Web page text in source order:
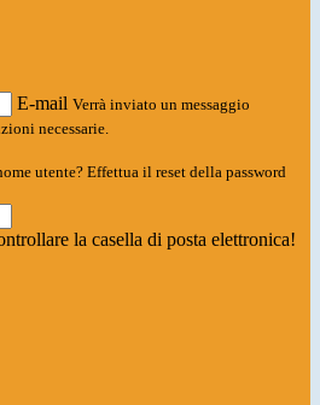
E-mail Verrà inviato un messaggio
necessarie.
utente? Effettua il reset della password
la casella di posta elettronica!